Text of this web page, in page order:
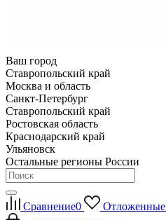
Ваш город
Ставропольский край
Москва и область
Санкт-Петербург
Ставропольский край
Ростовская область
Краснодарский край
Ульяновск
Остальные регионы России
Сравнение0 Отложенные